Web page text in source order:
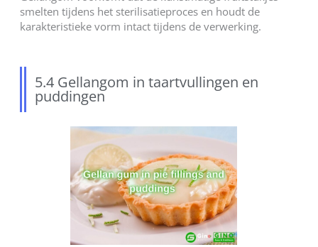
smelten tijdens het sterilisatieproces en houdt de
karakteristieke vorm intact tijdens de verwerking.
5.4 Gellangom in taartvullingen en
puddingen